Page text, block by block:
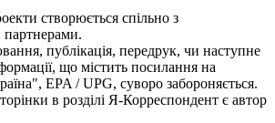
створюється спільно з
публікація, передрук, чи наступне
що містить посилання на
EPA / UPG, суворо забороняється.
в розділі Я-Корреспондент є автор